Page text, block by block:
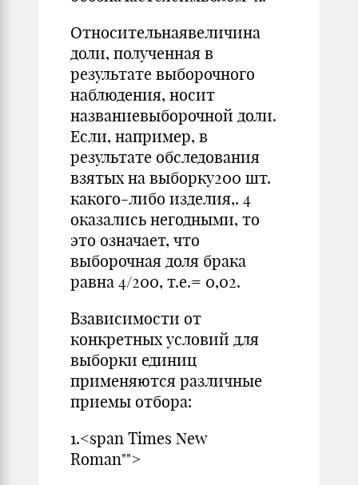
Относительнаявеличина
доли, полученная в
результате выборочного
наблюдения, носит
названиевыборочной доли.
Если, например, в
результате обследования
взятых на выборку200 шт.
какого-либо изделия,. 4
оказались негодными, то
это означает, что
выборочная доля брака
равна 4/200, т.е.= 0,02.
Взависимости от
конкретных условий для
выборки единиц
применяются различные
приемы отбора:
1.<span Times New
Roman"">